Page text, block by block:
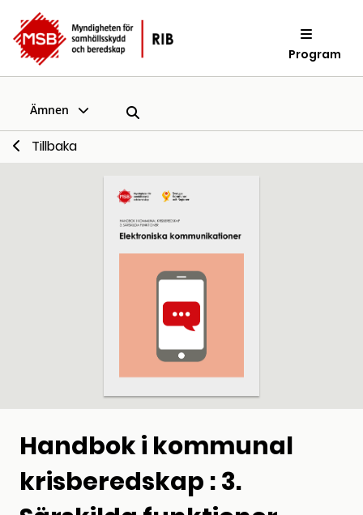
Program
Ämnen
Tillbaka
Handbok i kommunal
krisberedskap : 3.